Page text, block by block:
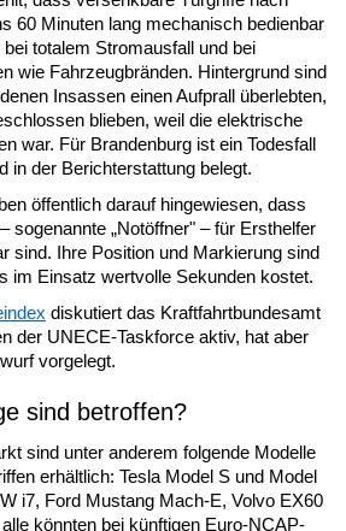
60 Minuten lang mechanisch bedienbar
totalem Stromausfall und bei
wie Fahrzeugbränden. Hintergrund sind
Insassen einen Aufprall überlebten,
blieben, weil die elektrische
war. Für Brandenburg ist ein Todesfall
in der Berichterstattung belegt.
öffentlich darauf hingewiesen, dass
sogenannte „Notöffner" – für Ersthelfer
sind. Ihre Position und Markierung sind
im Einsatz wertvolle Sekunden kostet.
diskutiert das Kraftfahrtbundesamt
der UNECE-Taskforce aktiv, hat aber
vorgelegt.
sind betroffen?
sind unter anderem folgende Modelle
erhältlich: Tesla Model S und Model
i7, Ford Mustang Mach-E, Volvo EX60
könnten bei künftigen Euro-NCAP-